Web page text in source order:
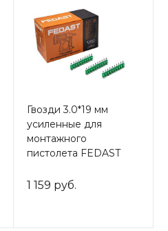
Гвозди 3.0*19 мм
усиленные для
монтажного
пистолета FEDAST
1 159 руб.